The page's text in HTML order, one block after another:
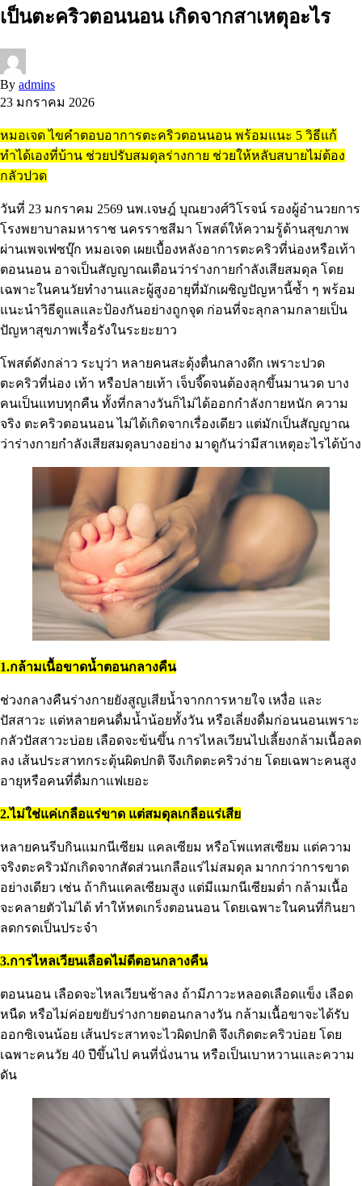
เป็นตะคริวตอนนอน เกิดจากสาเหตุอะไร
By admins
23 มกราคม 2026
หมอเจด ไขคำตอบอาการตะคริวตอนนอน พร้อมแนะ 5 วิธีแก้
ทำได้เองที่บ้าน ช่วยปรับสมดุลร่างกาย ช่วยให้หลับสบายไม่ต้อง
กลัวปวด
วันที่ 23 มกราคม 2569 นพ.เจษฎ์ บุณยวงศ์วิโรจน์ รองผู้อำนวยการ
โรงพยาบาลมหาราช นครราชสีมา โพสต์ให้ความรู้ด้านสุขภาพ
ผ่านเพจเฟซบุ๊ก หมอเจด เผยเบื้องหลังอาการตะคริวที่น่องหรือเท้า
ตอนนอน อาจเป็นสัญญาณเตือนว่าร่างกายกำลังเสียสมดุล โดย
เฉพาะในคนวัยทำงานและผู้สูงอายุที่มักเผชิญปัญหานี้ซ้ำ ๆ พร้อม
แนะนำวิธีดูแลและป้องกันอย่างถูกจุด ก่อนที่จะลุกลามกลายเป็น
ปัญหาสุขภาพเรื้อรังในระยะยาว
โพสต์ดังกล่าว ระบุว่า หลายคนสะดุ้งตื่นกลางดึก เพราะปวด
ตะคริวที่น่อง เท้า หรือปลายเท้า เจ็บจี๊ดจนต้องลุกขึ้นมานวด บาง
คนเป็นแทบทุกคืน ทั้งที่กลางวันก็ไม่ได้ออกกำลังกายหนัก ความ
จริง ตะคริวตอนนอน ไม่ได้เกิดจากเรื่องเดียว แต่มักเป็นสัญญาณ
ว่าร่างกายกำลังเสียสมดุลบางอย่าง มาดูกันว่ามีสาเหตุอะไรได้บ้าง
1.กล้ามเนื้อขาดน้ำตอนกลางคืน
ช่วงกลางคืนร่างกายยังสูญเสียน้ำจากการหายใจ เหงื่อ และ
ปัสสาวะ แต่หลายคนดื่มน้ำน้อยทั้งวัน หรือเลี่ยงดื่มก่อนนอนเพราะ
กลัวปัสสาวะบ่อย เลือดจะข้นขึ้น การไหลเวียนไปเลี้ยงกล้ามเนื้อลด
ลง เส้นประสาทกระตุ้นผิดปกติ จึงเกิดตะคริวง่าย โดยเฉพาะคนสูง
อายุหรือคนที่ดื่มกาแฟเยอะ
2.ไม่ใช่แค่เกลือแร่ขาด แต่สมดุลเกลือแร่เสีย
หลายคนรีบกินแมกนีเซียม แคลเซียม หรือโพแทสเซียม แต่ความ
จริงตะคริวมักเกิดจากสัดส่วนเกลือแร่ไม่สมดุล มากกว่าการขาด
อย่างเดียว เช่น ถ้ากินแคลเซียมสูง แต่มีแมกนีเซียมต่ำ กล้ามเนื้อ
จะคลายตัวไม่ได้ ทำให้หดเกร็งตอนนอน โดยเฉพาะในคนที่กินยา
ลดกรดเป็นประจำ
3.การไหลเวียนเลือดไม่ดีตอนกลางคืน
ตอนนอน เลือดจะไหลเวียนช้าลง ถ้ามีภาวะหลอดเลือดแข็ง เลือด
หนืด หรือไม่ค่อยขยับร่างกายตอนกลางวัน กล้ามเนื้อขาจะได้รับ
ออกซิเจนน้อย เส้นประสาทจะไวผิดปกติ จึงเกิดตะคริวบ่อย โดย
เฉพาะคนวัย 40 ปีขึ้นไป คนที่นั่งนาน หรือเป็นเบาหวานและความ
ดัน